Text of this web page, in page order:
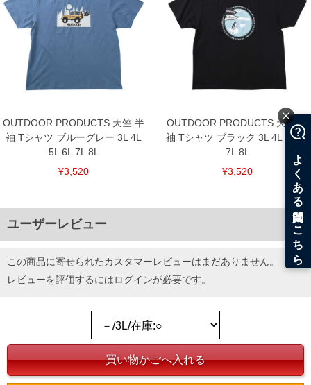
プリント
■サイズ表
サイズ/バスト/総丈/裾周り/肩幅/袖丈
3L/130/78/130/58/24
4L/140/80/140/60/25
5L/150/82/150/62/26
6L/160/84/160/64/27
8L/180/88/180/68/29
単位はcm
※【返品交換について】
下着(肌着)やワイシャツは商品の性質上、返品交換不可とさせて頂いております。予め
備考欄に股下●cmとご記入下さい。（裾上げ無料対象商品は1本につき税込6,000円以
尚、裾上げした商品は返品・交換不可となりますので、予めご了承下さい。
一部、お直しに対応出来ない商品がございます。(例：裾にファスナーや調節ひもが付
いている、極端なデザインが施されている等)
ンピュータ画面）によって、商品の色味が若干異なる場合がございます。予めご了承
※当店での掲載商品は、実店鋪と在庫を共用しておりますので店頭での売り違い、店
舗からのお取り寄せ等により、お客様にご迷惑をお掛けしてしまう場合がございま
す。そのようなことがない様最大限に努めておりますが、もしあった場合速やかにご
連絡させて頂きますので予めご了承ください。
OUTDOOR PRODUCTS 天竺 半
袖 Tシャツ ブルーグレー 3L 4L
5L 6L 7L 8L
¥3,520
OUTDOOR PRODUCTS 天竺 半
袖 Tシャツ ブラック 3L 4L 5L 6L
7L 8L
¥3,520
ユーザーレビュー
この商品に寄せられたカスタマーレビューはまだありません。
レビューを評価するにはログインが必要です。